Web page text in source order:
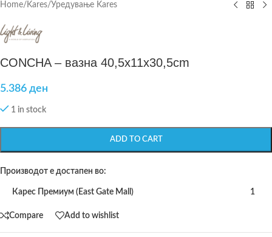
Home/ Kares/Уредување Kares
CONCHA – вазна 40,5x11x30,5cm
5.386 ден
1 in stock
ADD TO CART
Производот е достапен во:
Карес Премиум (East Gate Mall) 1
Compare Add to wishlist